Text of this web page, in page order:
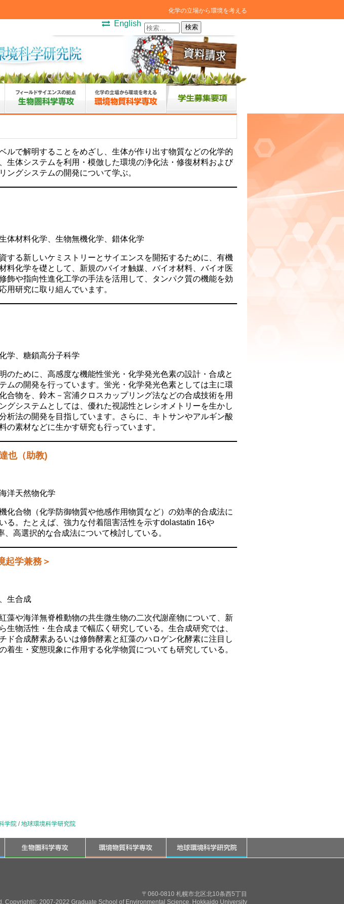
化学の立場から環境を考える
検
索:
English
ルで解明することをめざし、生体が作り出す物質などの化学的
生体システムを利用・模倣した環境の浄化法・修復材料および
ングシステムの開発について学ぶ。
体材料化学、生物無機化学、錯体化学
する新しいケミストリーとサイエンスを開拓するために、有機
料化学を礎として、新規のバイオ触媒、バイオ材料、バイオ医
飾や指向性進化工学の手法を活用して、タンパク質の機能を効
用研究に取り組んでいます。
学、糖鎖高分子科学
のために、高感度な機能性蛍光・化学発光色素の設計・合成と
ムの開発を行っています。蛍光・化学発光色素としては主に環
合物を、鈴木－宮浦クロスカップリング法などの合成技術を用
グシステムとしては、優れた視認性とレシオメトリーを生かし
析法の開発を目指しています。さらに、キトサンやアルギン酸
の素材などに生かす研究も行っています。
也（助教)
洋天然物化学
化合物（化学防御物質や他感作用物質など）の効率的合成法に
る。たとえば、強力な付着阻害活性を示すdolastatin 16や
高選択的な合成法について検討している。
学兼務＞
生合成
藻や海洋無脊椎動物の共生微生物の二次代謝産物について、新
生物活性・生合成まで幅広く研究している。生合成研究では、
ド合成酵素あるいは修飾酵素と紅藻のハロゲン化酵素に注目し
着生・変態現象に作用する化学物質についても研究している。
学院/地球環境科学研究院
〒060-0810 札幌市北区北10条西5丁目
Copyright©; 2007-2022 Graduate School of Environmental Science, Hokkaido University